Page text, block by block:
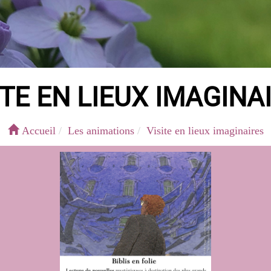
EN LIEUX
Accueil Les animations Visite en lieux imaginaires